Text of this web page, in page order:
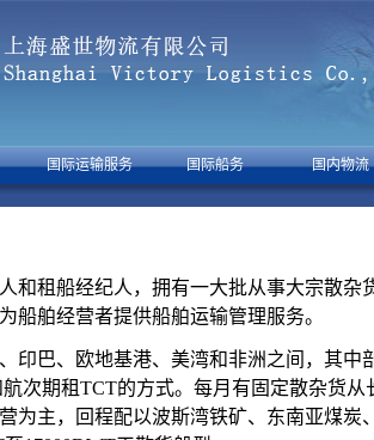
国际运输服务 国际船务 国内物流
租船经纪人，拥有一大批从事大宗散杂
船舶经营者提供船舶运输管理服务。
巴、欧地基港、美湾和非洲之间，其中
次期租TCT的方式。每月有固定散杂货从
为主，回程配以波斯湾铁矿、东南亚煤炭